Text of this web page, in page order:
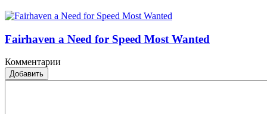
Fairhaven a Need for Speed Most Wanted
Комментарии
Добавить